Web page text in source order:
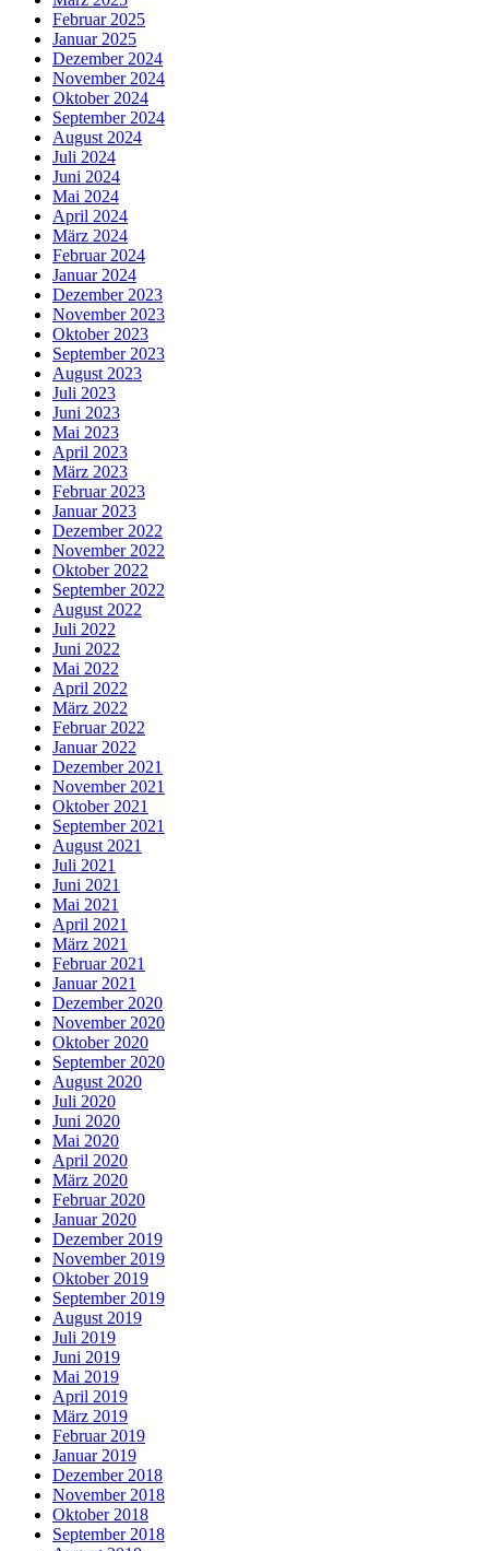
Februar 2025
Januar 2025
Dezember 2024
November 2024
Oktober 2024
September 2024
August 2024
Juli 2024
Juni 2024
Mai 2024
April 2024
März 2024
Februar 2024
Januar 2024
Dezember 2023
November 2023
Oktober 2023
September 2023
August 2023
Juli 2023
Juni 2023
Mai 2023
April 2023
März 2023
Februar 2023
Januar 2023
Dezember 2022
November 2022
Oktober 2022
September 2022
August 2022
Juli 2022
Juni 2022
Mai 2022
April 2022
März 2022
Februar 2022
Januar 2022
Dezember 2021
November 2021
Oktober 2021
September 2021
August 2021
Juli 2021
Juni 2021
Mai 2021
April 2021
März 2021
Februar 2021
Januar 2021
Dezember 2020
November 2020
Oktober 2020
September 2020
August 2020
Juli 2020
Juni 2020
Mai 2020
April 2020
März 2020
Februar 2020
Januar 2020
Dezember 2019
November 2019
Oktober 2019
September 2019
August 2019
Juli 2019
Juni 2019
Mai 2019
April 2019
März 2019
Februar 2019
Januar 2019
Dezember 2018
November 2018
Oktober 2018
September 2018